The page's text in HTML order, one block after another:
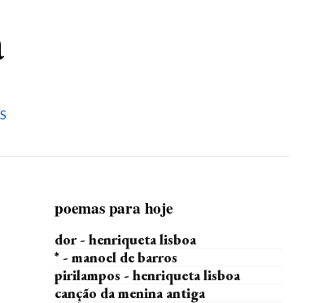
poemas para hoje
dor - henriqueta lisboa
* - manoel de barros
pirilampos - henriqueta lisboa
canção da menina antiga